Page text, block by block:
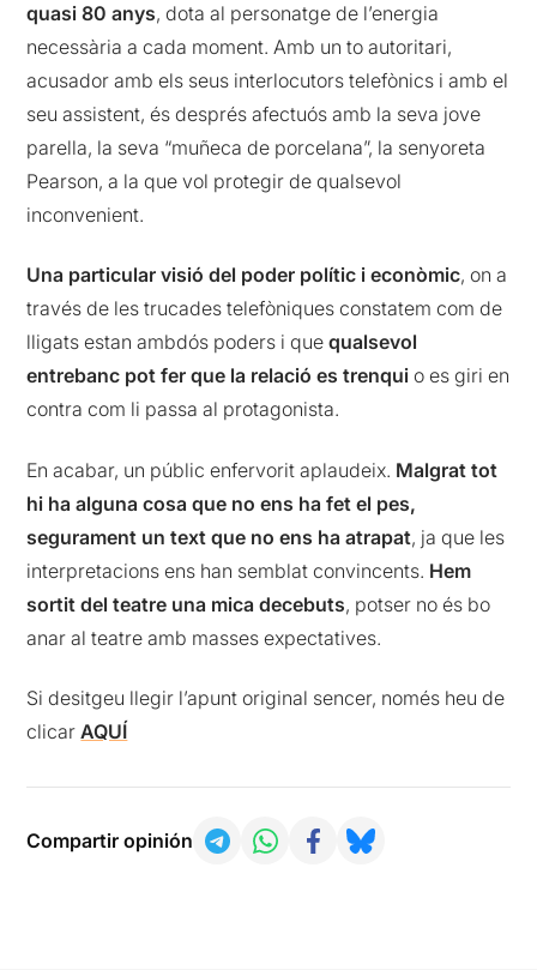
quasi 80 anys, dota al personatge de l’energia
necessària a cada moment. Amb un to autoritari,
acusador amb els seus interlocutors telefònics i amb el
seu assistent, és després afectuós amb la seva jove
parella, la seva “muñeca de porcelana”, la senyoreta
Pearson, a la que vol protegir de qualsevol
inconvenient.
Una particular visió del poder polític i econòmic, on a
través de les trucades telefòniques constatem com de
lligats estan ambdós poders i quequalsevol
entrebanc pot fer que la relació es trenqui o es giri en
contra com li passa al protagonista.
En acabar, un públic enfervorit aplaudeix. Malgrat tot
hi ha alguna cosa que no ens ha fet el pes,
segurament un text que no ens ha atrapat, ja que les
interpretacions ens han semblat convincents. Hem
sortit del teatre una mica decebuts, potser no és bo
anar al teatre amb masses expectatives.
Si desitgeu llegir l’apunt original sencer, només heu de
clicarAQUÍ
Compartir opinión